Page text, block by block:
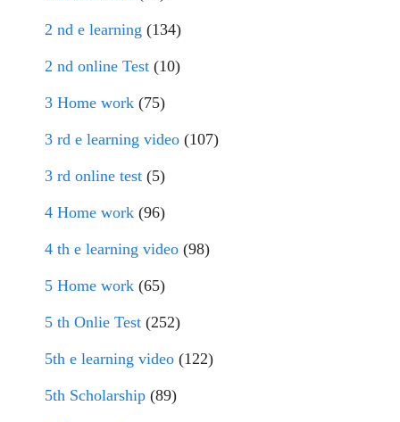
2 nd e learning (134)
2 nd online Test (10)
3 Home work (75)
3 rd e learning video (107)
3 rd online test (5)
4 Home work (96)
4 th e learning video (98)
5 Home work (65)
5 th Onlie Test (252)
5th e learning video (122)
5th Scholarship (89)